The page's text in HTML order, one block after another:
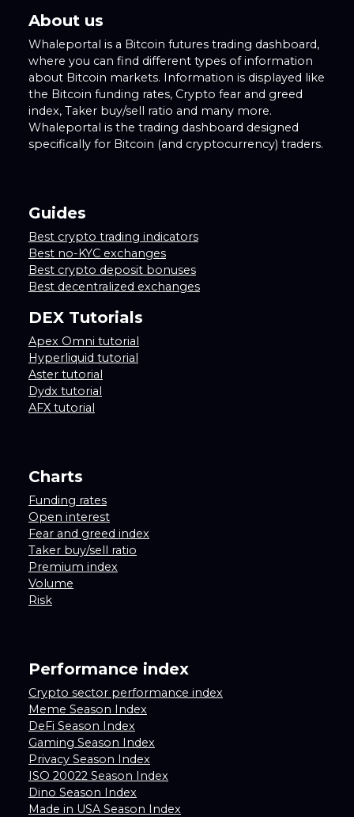
About us
Whaleportal is a Bitcoin futures trading dashboard,
where you can find different types of information
about Bitcoin markets. Information is displayed like
the Bitcoin funding rates, Crypto fear and greed
index, Taker buy/sell ratio and many more.
Whaleportal is the trading dashboard designed
specifically for Bitcoin (and cryptocurrency) traders.
Guides
Best crypto trading indicators
Best no-KYC exchanges
Best crypto deposit bonuses
Best decentralized exchanges
DEX Tutorials
Apex Omni tutorial
Hyperliquid tutorial
Aster tutorial
Dydx tutorial
AFX tutorial
Charts
Funding rates
Open interest
Fear and greed index
Taker buy/sell ratio
Premium index
Volume
Risk
Performance index
Crypto sector performance index
Meme Season Index
DeFi Season Index
Gaming Season Index
Privacy Season Index
ISO 20022 Season Index
Dino Season Index
Made in USA Season Index